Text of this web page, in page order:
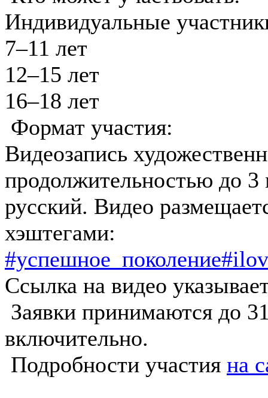
Индивидуальные
7–11 лет
12–15 лет
16–18 лет
Формат участия:
Видеозапись
продолжительностью до
русский. Видео
хэштегами:
#успешное_поколение
Ссылка на видео
Заявки принимаются до
включительно.
Подробности участия на